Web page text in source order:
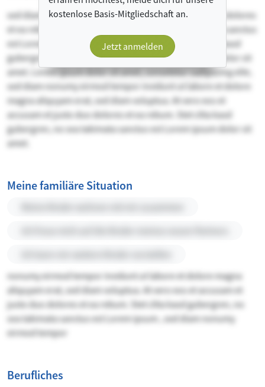
kostenlose Basis-Mitgliedschaft an.
Jetzt anmelden
sed diam voluptua. At vero eos et accusam et justo duo dolores
et ea rebum. Stet clita kasd gubergren, no sea takimata sanctus
est Lorem ipsum dolor sit amet. et ea rebum. Stet clita kasd
gubergren, no sea takimata sanctus est Lorem ipsum dolor sit
amet. Lorem ipsum dolor sit amet, consetetur sadipscing elitr,
sed diam nonumy eirmod tempor invidunt ut labore et dolore
magna aliquyam erat, sed diam voluptua. At vero eos et
accusam et justo duo dolores et ea rebum. Stet clita kasd
gubergren, no sea takimata sanctus est Lorem ipsum dolor sit
amet.
Meine familiäre Situation
nonumy eirmod tempor invidunt ut labore et dolore magna
aliquyam erat, sed diam voluptua. At vero eos et accusam et
justo duo dolores et ea rebum. Stet clita kasd gubergren, no
sea takimata sanctus est Lorem ipsum , sed diam nonumy
eirmod tempor
Berufliches